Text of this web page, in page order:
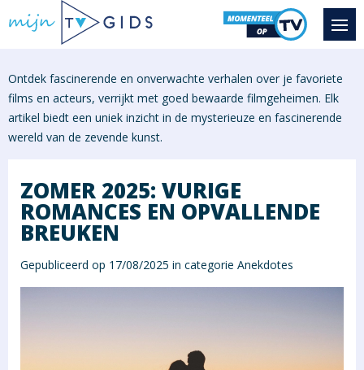
Ontdek fascinerende en onverwachte verhalen over je favoriete
films en acteurs, verrijkt met goed bewaarde filmgeheimen. Elk
artikel biedt een uniek inzicht in de mysterieuze en fascinerende
wereld van de zevende kunst.
ZOMER 2025: VURIGE
ROMANCES EN OPVALLENDE
BREUKEN
Gepubliceerd op 17/08/2025 in categorie Anekdotes